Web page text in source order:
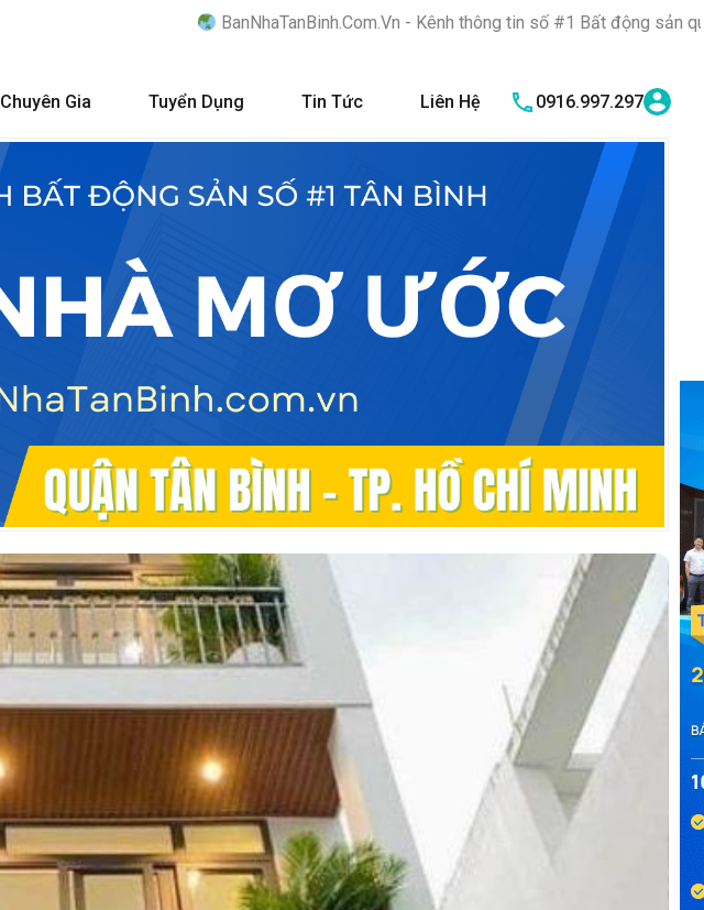
BanNhaTanBinh.Com.Vn - Kênh thông tin số #1 Bất động sản quận Tân Bình
Chuyên Gia Tuyển Dụng Tin Tức Liên Hệ 0916.997.297